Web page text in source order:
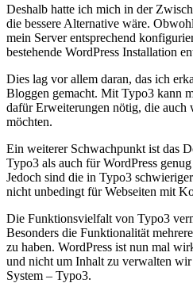
Deshalb hatte ich mich in der
die bessere Alternative wäre.
mein Server entsprechend
bestehende WordPress Installation
Dies lag vor allem daran, das ich
Bloggen gemacht. Mit Typo3 kann
dafür Erweiterungen nötig, die
möchten.
Ein weiterer Schwachpunkt ist das
Typo3 als auch für WordPress
Jedoch sind die in Typo3
nicht unbedingt für Webseiten mit
Die Funktionsvielfalt von Typo3
Besonders die Funktionalität
zu haben. WordPress ist nun mal
und nicht um Inhalt zu verwalten
System – Typo3.